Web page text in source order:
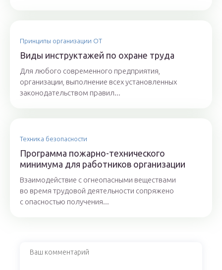
Принципы организации ОТ
Виды инструктажей по охране труда
Для любого современного предприятия,
организации, выполнение всех установленных
законодательством правил...
Техника безопасности
Программа пожарно-технического
минимума для работников организации
Взаимодействие с огнеопасными веществами
во время трудовой деятельности сопряжено
с опасностью получения...